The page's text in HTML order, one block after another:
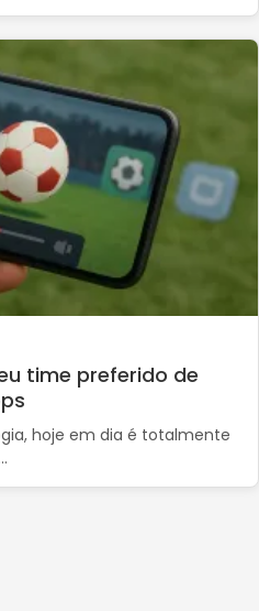
time preferido de
hoje em dia é totalmente